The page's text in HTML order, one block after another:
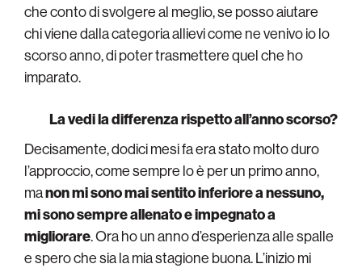
che conto di svolgere al meglio, se posso aiutare
chi viene dalla categoria allievi come ne venivo io lo
scorso anno, di poter trasmettere quel che ho
imparato.
La vedi la differenza rispetto all’anno scorso?
Decisamente, dodici mesi fa era stato molto duro
l’approccio, come sempre lo è per un primo anno,
manon mi sono mai sentito inferiore a nessuno,
mi sono sempre allenato e impegnato a
migliorare. Ora ho un anno d’esperienza alle spalle
e spero che sia la mia stagione buona. L’inizio mi